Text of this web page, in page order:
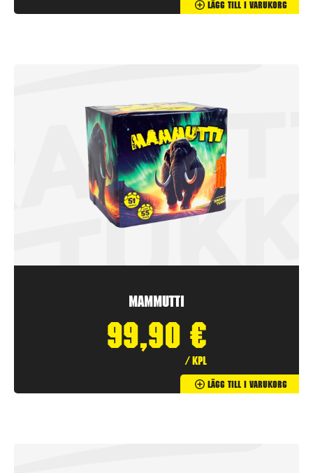
Lägg Till I Varukorg
Mammutti
99,90 €
/ kpl
Lägg Till I Varukorg